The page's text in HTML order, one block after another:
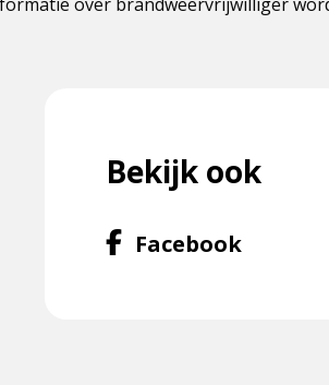
Bekijk ook
FacebookVolg